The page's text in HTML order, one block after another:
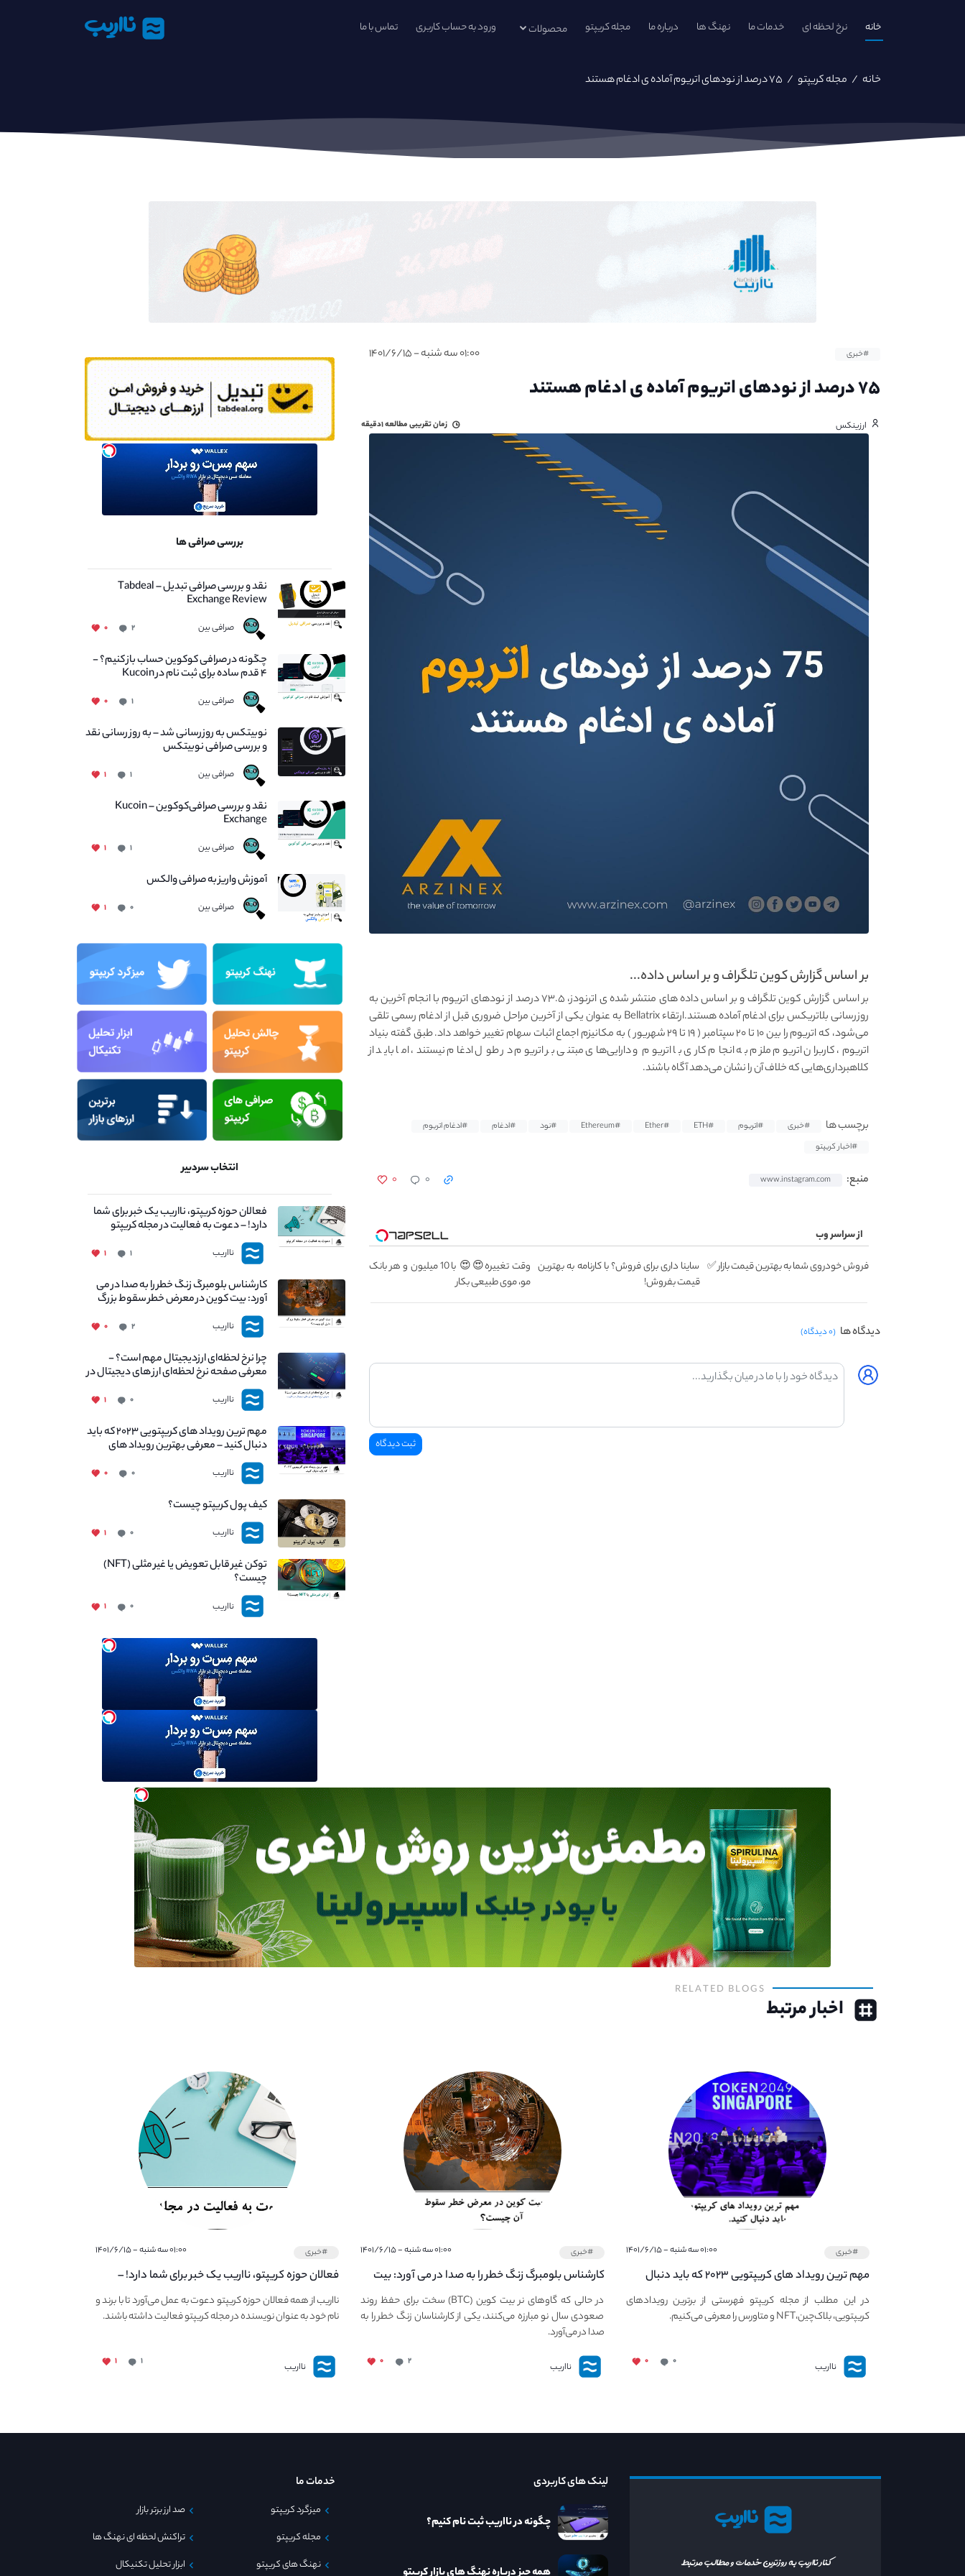
خانه نرخ لحظه ای خدمات ما نهنگ ها درباره ما مجله کریپتو محصولات ورود به حساب کاربری تماس با ما نااریب
خانه / مجله کریپتو / ۷۵ درصد از نودهای اتریوم آماده ی ادغام هستند
#خبری ۰۱:۰۰ سه شنبه - ۱۴۰۱/۶/۱۵
۷۵ درصد از نودهای اتریوم آماده ی ادغام هستند
ارزینکس زمان تقریبی مطالعه۱دقیقه
بر اساس گزارش کوین تلگراف و بر اساس داده‌...
بر اساس گزارش کوین تلگراف و بر اساس داده‌ های منتشر شده ی اترنودز، ۷۳.۵ درصد از نودهای اتریوم با انجام آخرین به‌
روزرسانی بلاتریکس برای ادغام آماده هستند.ارتقاء Bellatrix به عنوان یکی از آخرین مراحل ضروری قبل از ادغام رسمی تلقی
می‌شود، که اتریوم را بین ۱۰ تا ۲۰ سپتامبر ( ۱۹ تا ۲۹ شهریور ) به مکانیزم اجماع اثبات سهام تغییر خواهد داد. طبق گفته بنیاد
اتریوم، کاربران اتریوم ملزم به انجام کاری با اتریوم و دارایی‌های مبتنی بر اتریوم در طول ادغام نیستند، اما باید از
کلاهبرداری‌هایی که خلاف آن را نشان می‌دهد آگاه باشند.
برچسب ها #خبری #اتریوم #ETH
#Ether
#Ethereum #نود #ادغام
#ادغام اتریوم
#اخبار کریپتو
منبع: www.instagram.com ۰ ۰
از سراسر وب
فروش خودروی شما به بهترین قیمت بازار ✅ ساینا داری برای فروش؟ با کارنامه به بهترین
قیمت بفروش!
وقت تغییره😍😍 با 10 میلیون و هر بانک
مو، موی طبیعی بکار
دیدگاه ها (۰ دیدگاه)
بررسی صرافی ها
نقد و بررسی صرافی تبدیل – Tabdeal
Exchange Review
صرافی بین ۲ ۰
چگونه در صرافی کوکوین حساب باز کنیم؟ -
۴ قدم ساده برای ثبت نام در Kucoin
صرافی بین ۱ ۰
نوبیتکس به روزرسانی شد – به روز رسانی نقد
و بررسی صرافی نوبیتکس
صرافی بین ۱ ۱
نقد و بررسی صرافی‌کوکوین – Kucoin
Exchange
صرافی بین ۱ ۱
آموزش واریز به صرافی والکس
صرافی بین ۰ ۱
انتخاب سردبیر
فعالان حوزه کریپتو، نااریب یک خبر برای شما
دارد! – دعوت به فعالیت در مجله کریپتو
نااریب ۱ ۱
کارشناس بلومبرگ زنگ خطر را به صدا در می
آورد: بیت کوین در معرض خطر سقوط بزرگ
است - دلیل آن چیست؟
نااریب ۲ ۰
چرا نرخ لحظه‌ای ارزدیجیتال مهم است؟ -
معرفی صفحه نرخ لحظه‌ای ارز های دیجیتال در
نااریب
نااریب ۰ ۱
مهم ترین رویداد های کریپتویی ۲۰۲۳ که باید
دنبال کنید – معرفی بهترین رویداد های
جهانی
نااریب ۰ ۰
کیف پول کریپتو چیست؟
نااریب ۰ ۱
توکن غیر قابل تعویض یا غیر مثلی (NFT)
چیست؟
نااریب ۰ ۱
RELATED BLOGS
اخبار مرتبط
#خبری ۰۱:۰۰ سه شنبه - ۱۴۰۱/۶/۱۵
مهم ترین رویداد های کریپتویی ۲۰۲۳ که باید دنبال
کنید – معرفی بهترین رویداد های جهانی
در این مطلب از مجله کریپتو فهرستی از برترین رویدادهای
کریپتویی، بلاک‌چین،NFT و متاورس را معرفی می‌کنیم.
نااریب ۰ ۰
#خبری ۰۱:۰۰ سه شنبه - ۱۴۰۱/۶/۱۵
کارشناس بلومبرگ زنگ خطر را به صدا در می آورد: بیت
کوین در معرض خطر سقوط بزرگ است - دلیل آن
چیست؟
در حالی که گاوهای نر بیت کوین (BTC) سخت برای حفظ روند
صعودی سال نو مبارزه می‌کنند، یکی از کارشناسان زنگ خطر را به
صدا در می‌آورد.
نااریب ۲ ۰
#خبری ۰۱:۰۰ سه شنبه - ۱۴۰۱/۶/۱۵
فعالان حوزه کریپتو، نااریب یک خبر برای شما دارد! –
دعوت به فعالیت در مجله کریپتو
نااریب از همه فعالان حوزه کریپتو دعوت به عمل می‌آورد تا با برند و
نام خود به عنوان نویسنده در مجله کریپتو فعالیت داشته باشند.
نااریب ۱ ۱
نااریب
کنار نااریب به روزترین خدمات و مطالب مرتبط
لینک های کاربردی
چگونه در نااریب ثبت نام کنیم؟
خدمات ما
میزگرد کریپتو
مجله کریپتو
نهنگ های کریپتو
صد ارز برتر بازار
تراکنش لحظه ای نهنگ ها
ابزار تحلیل تکنیکال